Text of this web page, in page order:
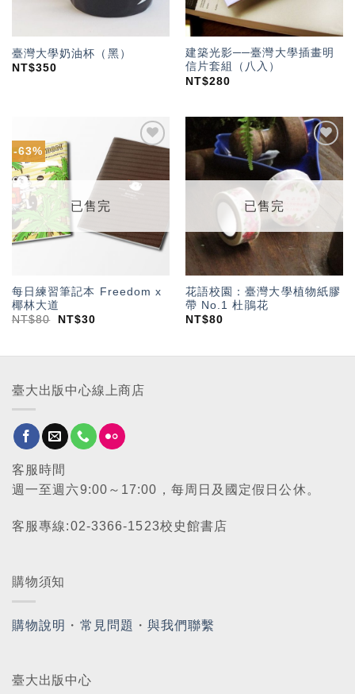
臺灣大學奶油杯（黑）
NT$350
建築光影──臺灣大學插畫明
信片套組（八入）
NT$280
-63%
「願
望輕
已售完
每日練習筆記本 Freedom x
椰林大道
NT$80 NT$30
加入
「願
望輕
單」
已售完
花語校園：臺灣大學植物紙膠
帶 No.1 杜鵑花
NT$80
臺大出版中心線上商店
客服時間
週一至週六9:00～17:00，每周日及國定假日公休。
客服專線:02-3366-1523校史館書店
購物須知
購物說明 ・ 常見問題 ・與我們聯繫
臺大出版中心